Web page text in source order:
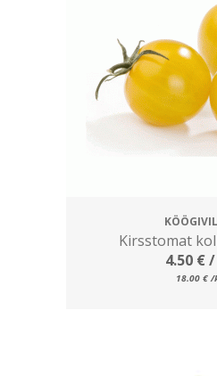
Kirsstomat
4.50 €
18.00 € /